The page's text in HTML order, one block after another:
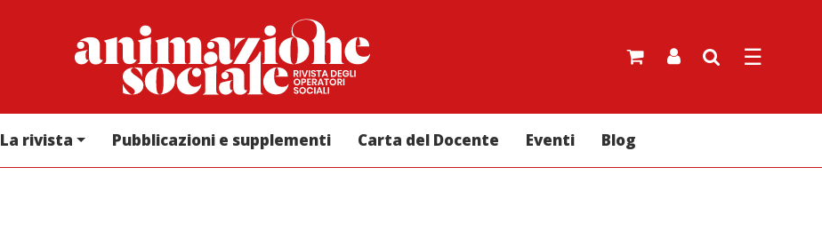
☰
La rivista Pubblicazioni e supplementi Carta del Docente Eventi Blog